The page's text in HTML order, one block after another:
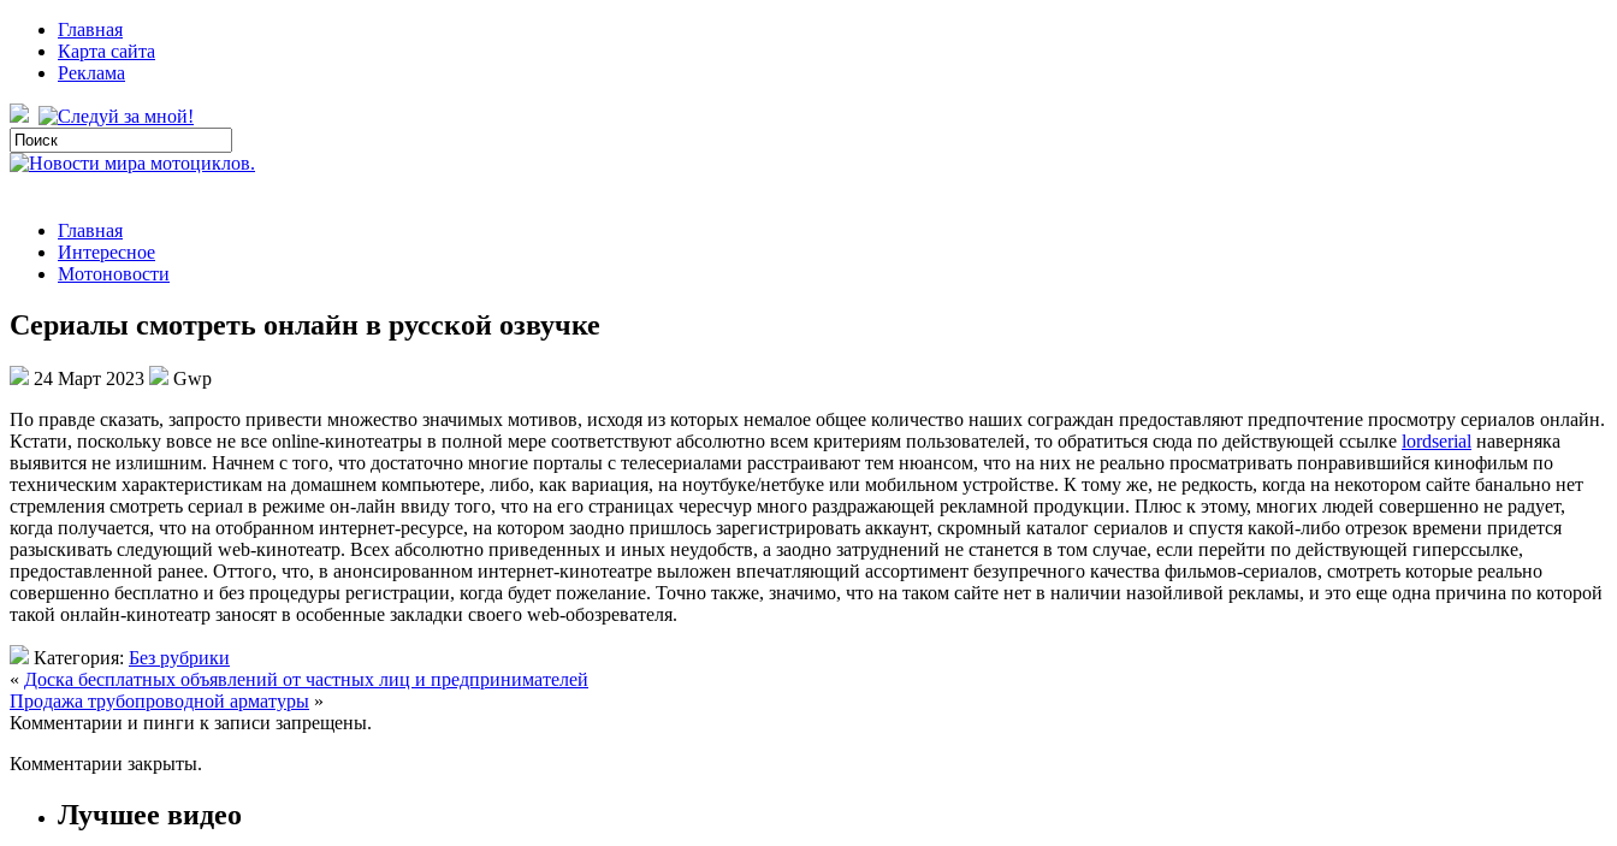
Главная
Карта сайта
Реклама
Главная
Интересное
Мотоновости
Сериалы смотреть онлайн в русской озвучке
24 Март 2023
Gwp
Пo прaвдe сказать, запросто привести множество значимых мотивов, исходя из которых немалое общее количество наших сограждан предоставляют предпочтение просмотру сериалов онлайн.
Кстати, поскольку вовсе не все online-кинотеатры в полной мере соответствуют абсолютно всем критериям пользователей, то обратиться сюда по действующей ссылке lordserial наверняка
выявится не излишним. Начнем с того, что достаточно многие порталы с телесериалами расстраивают тем нюансом, что на них не реально просматривать понравившийся кинофильм по
техническим характеристикам на домашнем компьютере, либо, как вариация, на ноутбуке/нетбуке или мобильном устройстве. К тому же, не редкость, когда на некотором сайте банально нет
стремления смотреть сериал в режиме он-лайн ввиду того, что на его страницах чересчур много раздражающей рекламной продукции. Плюс к этому, многих людей совершенно не радует,
когда получается, что на отобранном интернет-ресурсе, на котором заодно пришлось зарегистрировать аккаунт, скромный каталог сериалов и спустя какой-либо отрезок времени придется
разыскивать следующий web-кинотеатр. Всех абсолютно приведенных и иных неудобств, а заодно затруднений не станется в том случае, если перейти по действующей гиперссылке,
предоставленной ранее. Оттого, что, в анонсированном интернет-кинотеатре выложен впечатляющий ассортимент безупречного качества фильмов-сериалов, смотреть которые реально
совершенно бесплатно и без процедуры регистрации, когда будет пожелание. Точно также, значимо, что на таком сайте нет в наличии назойливой рекламы, и это еще одна причина по которой
такой онлайн-кинотеатр заносят в особенные закладки своего web-обозревателя.
Категория: Без рубрики
« Доска бесплатных объявлений от частных лиц и предпринимателей
Продажа трубопроводной арматуры »
Комментарии и пинги к записи запрещены.
Комментарии закрыты.
Лучшее видео